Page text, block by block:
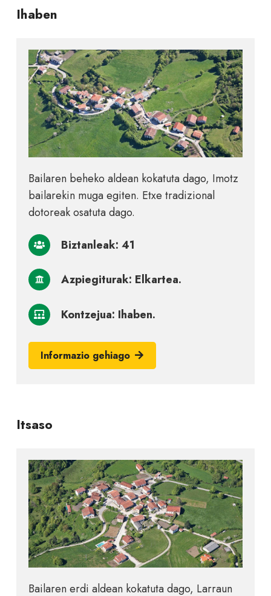
Ihaben
Bailaren beheko aldean kokatuta dago, Imotz
bailarekin muga egiten. Etxe tradizional
dotoreak osatuta dago.
Biztanleak: 41
Azpiegiturak: Elkartea.
Kontzejua: Ihaben.
Informazio gehiago
Itsaso
Bailaren erdi aldean kokatuta dago, Larraun